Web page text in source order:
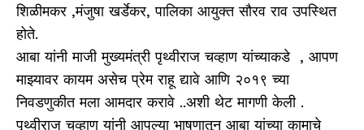
शिळीमकर ,मंजुषा खर्डेकर, पालिका आयुक्त सौरव राव उपस्थित
होते.
आबा यांनी माजी मुख्यमंत्री पृथ्वीराज चव्हाण यांच्याकडे , आपण
माझ्यावर कायम असेच प्रेम राहू द्यावे आणि २०१९ च्या
निवडणुकीत मला आमदार करावे ..अशी थेट मागणी केली .
पृथ्वीराज चव्हाण यांनी आपल्या भाषणातून आबा यांच्या कामाचे